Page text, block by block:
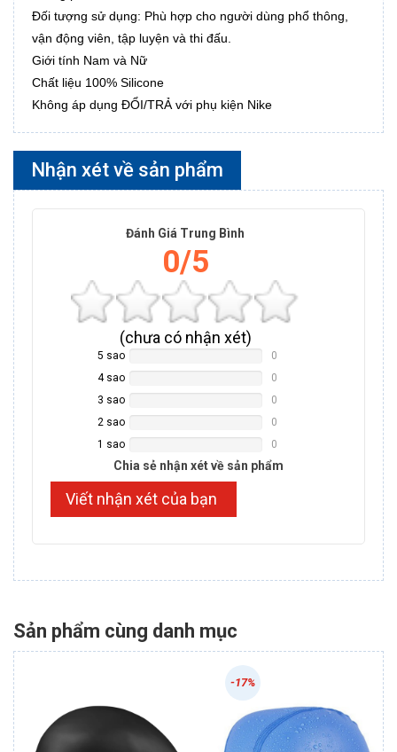
Đối tượng sử dụng: Phù hợp cho người dùng phổ thông,
vận động viên, tập luyện và thi đấu.
Giới tính Nam và Nữ
Chất liệu 100% Silicone
Không áp dụng ĐỔI/TRẢ với phụ kiện Nike
Nhận xét về sản phẩm
Đánh Giá Trung Bình
0/5
(chưa cónhận xét)
5 sao
Complete
0
4 sao
Complete
0
3 sao
Complete
0
2 sao
Complete
0
1 sao
Complete
0
Chia sẻ nhận xét về sản phẩm
Viết nhận xét của bạn
Sản phẩm cùng danh mục
-17%